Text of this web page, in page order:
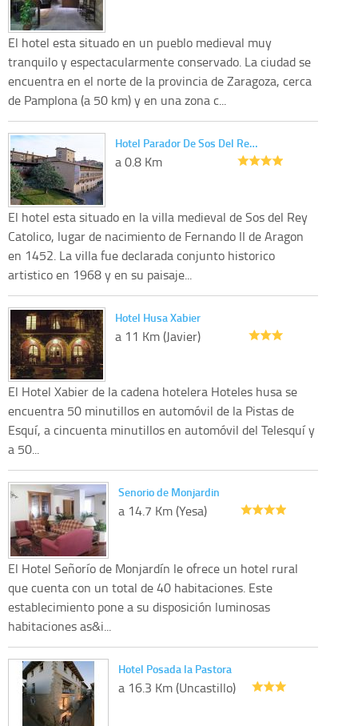
El hotel esta situado en un pueblo medieval muy
tranquilo y espectacularmente conservado. La ciudad se
encuentra en el norte de la provincia de Zaragoza, cerca
de Pamplona (a 50 km) y en una zona c...
Hotel Parador De Sos Del Re…
a 0.8 Km
El hotel esta situado en la villa medieval de Sos del Rey
Catolico, lugar de nacimiento de Fernando II de Aragon
en 1452. La villa fue declarada conjunto historico
artistico en 1968 y en su paisaje...
Hotel Husa Xabier
a 11 Km (Javier)
El Hotel Xabier de la cadena hotelera Hoteles husa se
encuentra 50 minutillos en automóvil de la Pistas de
Esquí, a cincuenta minutillos en automóvil del Telesquí y
a 50...
Senorio de Monjardin
a 14.7 Km (Yesa)
El Hotel Señorío de Monjardín le ofrece un hotel rural
que cuenta con un total de 40 habitaciones. Este
establecimiento pone a su disposición luminosas
habitaciones as&i...
Hotel Posada la Pastora
a 16.3 Km (Uncastillo)